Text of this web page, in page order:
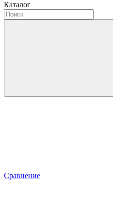
Каталог
Сравнение